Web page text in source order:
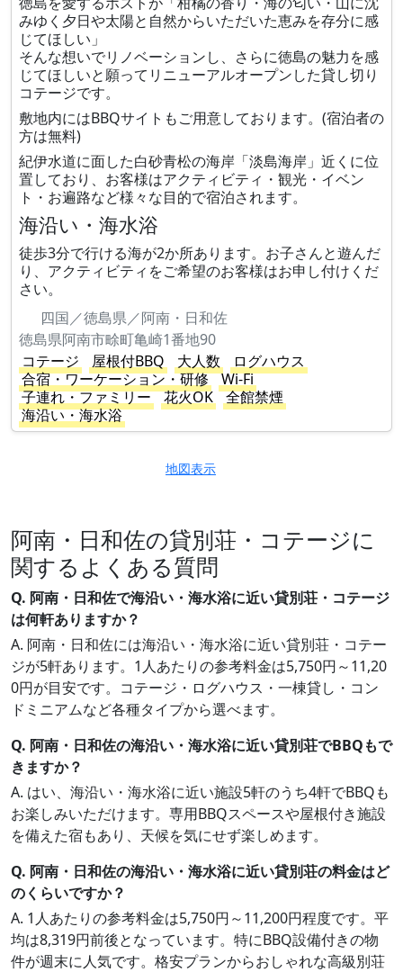
みゆく夕日や太陽と自然からいただいた恵みを存分に感
じてほしい」
そんな想いでリノベーションし、さらに徳島の魅力を感
じてほしいと願ってリニューアルオープンした貸し切り
コテージです。
敷地内にはBBQサイトもご用意しております。(宿泊者の
方は無料)
紀伊水道に面した白砂青松の海岸「淡島海岸」近くに位
置しており、お客様はアクティビティ・観光・イベン
ト・お遍路など様々な目的で宿泊されます。
海沿い・海水浴
徒歩3分で行ける海が2か所あります。お子さんと遊んだ
り、アクティビティをご希望のお客様はお申し付けくだ
さい。
四国／徳島県／阿南・日和佐
徳島県阿南市畭町亀崎1番地90
コテージ
屋根付BBQ 大人数
ログハウス
合宿・ワーケーション・研修
Wi-Fi
子連れ・ファミリー
花火OK
全館禁煙
海沿い・海水浴
地図表示
阿南・日和佐の貸別荘・コテージに
関するよくある質問
Q. 阿南・日和佐で海沿い・海水浴に近い貸別荘・コテージ
は何軒ありますか？
A. 阿南・日和佐には海沿い・海水浴に近い貸別荘・コテー
ジが5軒あります。1人あたりの参考料金は5,750円～11,20
0円が目安です。コテージ・ログハウス・一棟貸し・コン
ドミニアムなど各種タイプから選べます。
Q. 阿南・日和佐の海沿い・海水浴に近い貸別荘でBBQもで
きますか？
A. はい、海沿い・海水浴に近い施設5軒のうち4軒でBBQも
お楽しみいただけます。専用BBQスペースや屋根付き施設
を備えた宿もあり、天候を気にせず楽しめます。
Q. 阿南・日和佐の海沿い・海水浴に近い貸別荘の料金はど
のくらいですか？
A. 1人あたりの参考料金は5,750円～11,200円程度です。平
均は8,319円前後となっています。特にBBQ設備付きの物
件が週末に人気です。格安プランからおしゃれな高級別荘